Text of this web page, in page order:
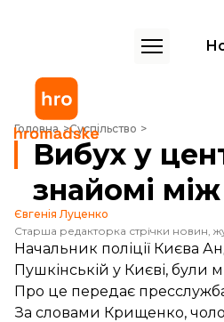
Головна Суспільство
Вибух у центрі Києва: загиблі
Вибух у
знайомі
Євгенія Луценко
Старша редакторка стрічки новин,
Начальник поліції Києва
Пушкінській у Києві, були
Про це передає
За словами Крищенко,